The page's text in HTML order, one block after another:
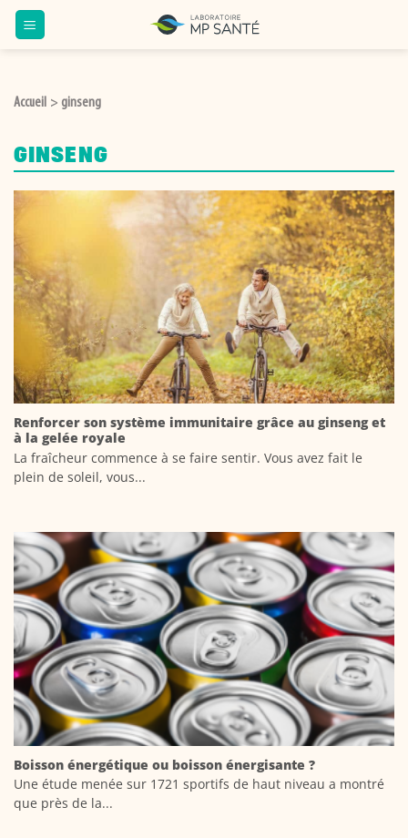
Passer
au
Accueil > ginseng
GINSENG
Renforcer son système immunitaire grâce au ginseng et
à la gelée royale
La fraîcheur commence à se faire sentir. Vous avez fait le
plein de soleil, vous...
Boisson énergétique ou boisson énergisante ?
Une étude menée sur 1721 sportifs de haut niveau a montré
que près de la...